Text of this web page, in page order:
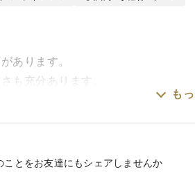
あります。
も充分あります。
ので、除草剤を使用せず、農薬の使
も
ことをお友達にもシェアしませんか